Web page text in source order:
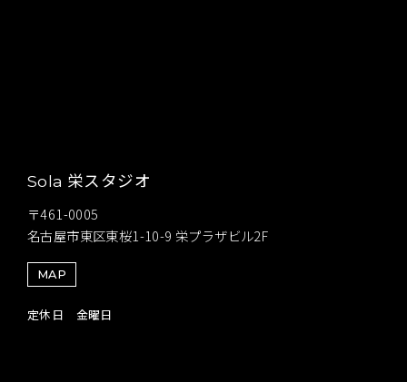
Sola 栄スタジオ
〒461-0005
名古屋市東区東桜1-10-9 栄プラザビル2F
MAP
定休日 金曜日